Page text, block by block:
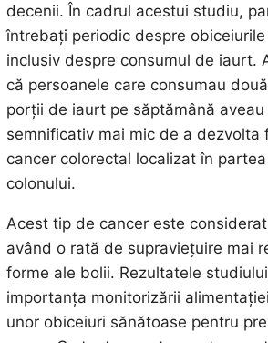
decenii. În cadrul acestui studiu,
întrebați periodic despre
inclusiv despre consumul de iaurt.
că persoanele care consumau
porții de iaurt pe săptămână aveau
semnificativ mai mic de a dezvolta
cancer colorectal localizat în
colonului.
Acest tip de cancer este
având o rată de supraviețuire mai
forme ale bolii. Rezultatele
importanța monitorizării
unor obiceiuri sănătoase pentru